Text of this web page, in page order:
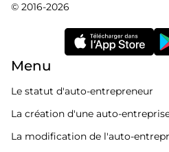
© 2016-2026
Menu
Le statut d'auto-entrepreneur
La création d'une auto-
La modification de l'auto-